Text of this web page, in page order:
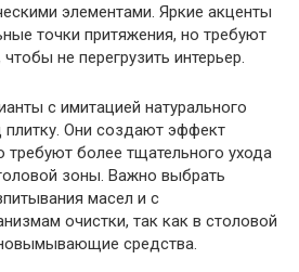
элементами. Яркие акценты
точки притяжения, но требуют
не перегрузить интерьер.
с имитацией натурального
плитку. Они создают эффект
требуют более тщательного ухода
зоны. Важно выбрать
масел и с
очистки, так как в столовой
средства.